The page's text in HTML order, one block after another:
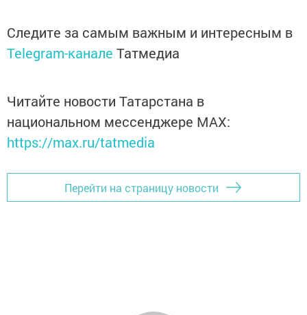
Следите за самым важным и интересным в
Telegram-канале Татмедиа
Читайте новости Татарстана в
национальном мессенджере MАХ:
https://max.ru/tatmedia
Перейти на страницу новости